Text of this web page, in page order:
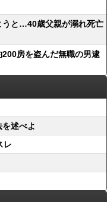
うと…40歳父親が溺れ死亡
房を盗んだ無職の男逮
述べよ
レ